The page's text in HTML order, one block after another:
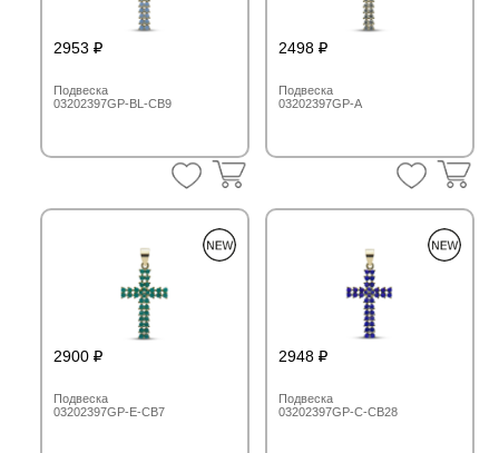
2498
Подвеска
03202397GP-A
2953
Подвеска
03202397GP-BL-CB9
2948
Подвеска
03202397GP-C-CB28
2900
Подвеска
03202397GP-E-CB7